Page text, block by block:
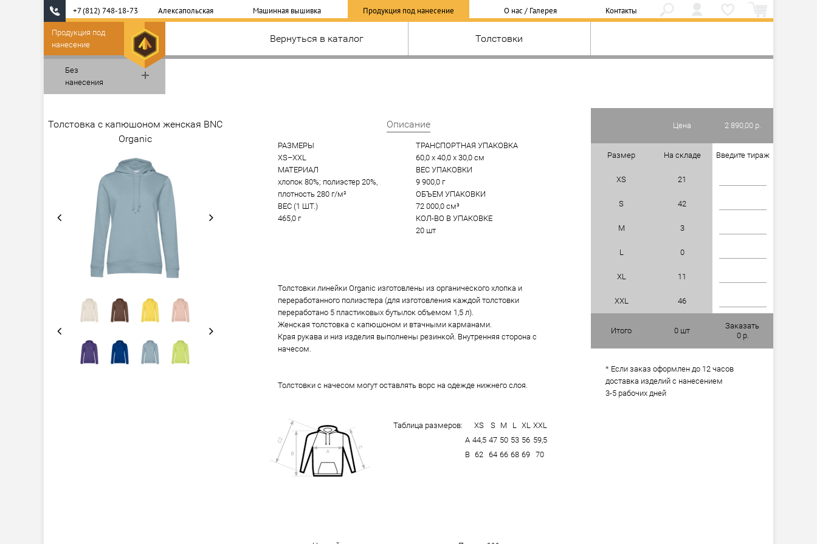
+7 (812) 748-18-73 Алексапольская Машинная вышивка Продукция под нанесение О нас / Галерея Контакты
Вернуться в каталог Толстовки
Продукция под
нанесение
Без
нанесения
Толстовка с капюшоном женская BNC
Organic
Цена 2 890,00 р.
Размер На складе Введите тираж
XS 21
S 42
M 3
L 0
XL 11
XXL 46
Итого 0 шт
Заказать
0 р.
* Если заказ оформлен до 12 часов
доставка изделий с нанесением
3-5 рабочих дней
Описание
РАЗМЕРЫ
XS–XXL
МАТЕРИАЛ
хлопок 80%; полиэстер 20%,
плотность 280 г/м²
ВЕС (1 ШТ.)
465,0 г
ТРАНСПОРТНАЯ УПАКОВКА
60,0 x 40,0 x 30,0 см
ВЕС УПАКОВКИ
9 900,0 г
ОБЪЕМ УПАКОВКИ
72 000,0 см³
КОЛ-ВО В УПАКОВКЕ
20 шт
Толстовки линейки Organic изготовлены из органического хлопка и
переработанного полиэстера (для изготовления каждой толстовки
переработано 5 пластиковых бутылок объемом 1,5 л).
Женская толстовка с капюшоном и втачными карманами.
Края рукава и низ изделия выполнены резинкой. Внутренняя сторона с
начесом.
Толстовки с начесом могут оставлять ворс на одежде нижнего слоя.
Таблица размеров: XS S M L XL XXL
А 44,5 47 50 53 56 59,5
В 62 64 66 68 69 70